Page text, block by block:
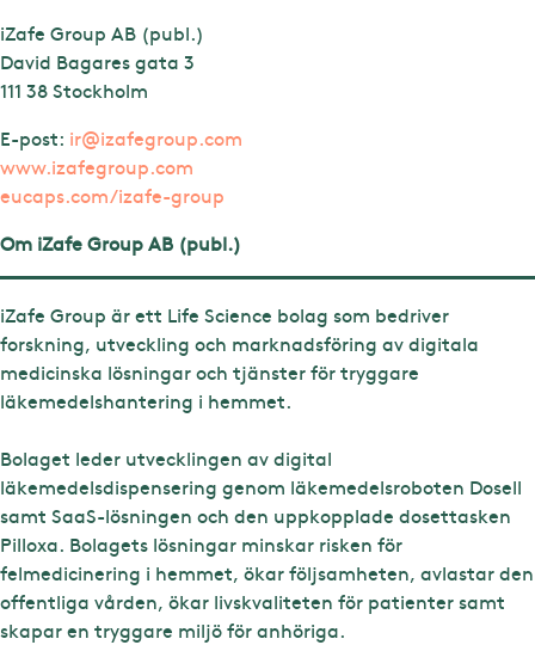
iZafe Group AB (publ.)
David Bagares gata 3
111 38 Stockholm
E-post: ir@izafegroup.com
www.izafegroup.com
eucaps.com/izafe-group
Om iZafe Group AB (publ.)
iZafe Group är ett Life Science bolag som bedriver
forskning, utveckling och marknadsföring av digitala
medicinska lösningar och tjänster för tryggare
läkemedelshantering i hemmet.
Bolaget leder utvecklingen av digital
läkemedelsdispensering genom läkemedelsroboten Dosell
samt SaaS-lösningen och den uppkopplade dosettasken
Pilloxa. Bolagets lösningar minskar risken för
felmedicinering i hemmet, ökar följsamheten, avlastar den
offentliga vården, ökar livskvaliteten för patienter samt
skapar en tryggare miljö för anhöriga.